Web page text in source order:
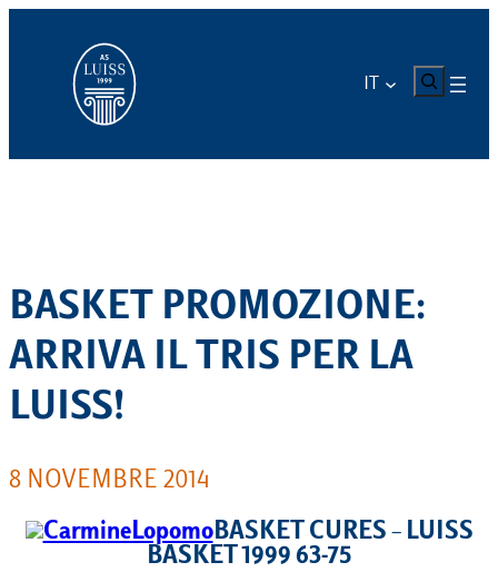
contenuto
CERCA
BASKET PROMOZIONE:
ARRIVA IL TRIS PER LA
LUISS!
8 NOVEMBRE 2014
BASKET CURES – LUISS
BASKET 1999 63-75